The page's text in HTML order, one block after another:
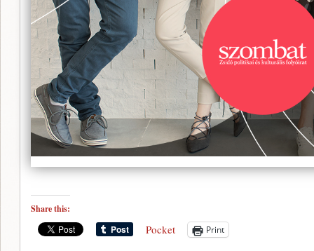
Share this:
Pocket Print